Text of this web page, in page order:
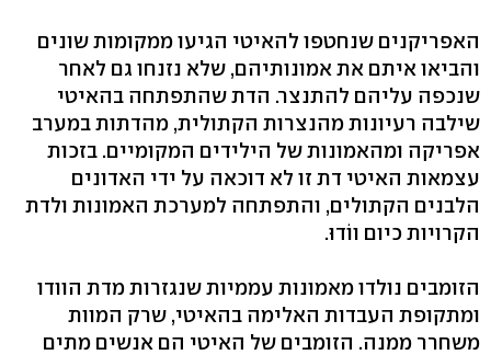
האפריקנים שנחטפו להאיטי הגיעו ממקומות שונים
והביאו איתם את אמונותיהם, שלא נזנחו גם לאחר
שנכפה עליהם להתנצר. הדת שהתפתחה בהאיטי
שילבה רעיונות מהנצרות הקתולית, מהדתות במערב
אפריקה ומהאמונות של הילידים המקומיים. בזכות
עצמאות האיטי דת זו לא דוכאה על ידי האדונים
הלבנים הקתולים, והתפתחה למערכת האמונות ולדת
הקרויות כיום ווֹדוּ.
הזומבים נולדו מאמונות עממיות שנגזרות מדת הוודו
ומתקופת העבדות האלימה בהאיטי, שרק המוות
משחרר ממנה. הזומבים של האיטי הם אנשים מתים